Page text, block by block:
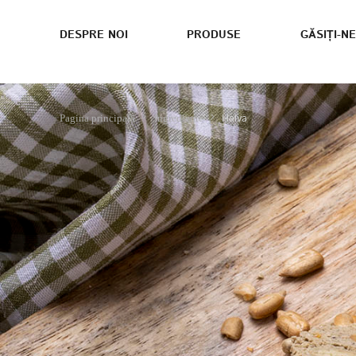
DESPRE NOI PRODUSE GĂSIȚI-NE
Pagina principală Ingrediente Halva